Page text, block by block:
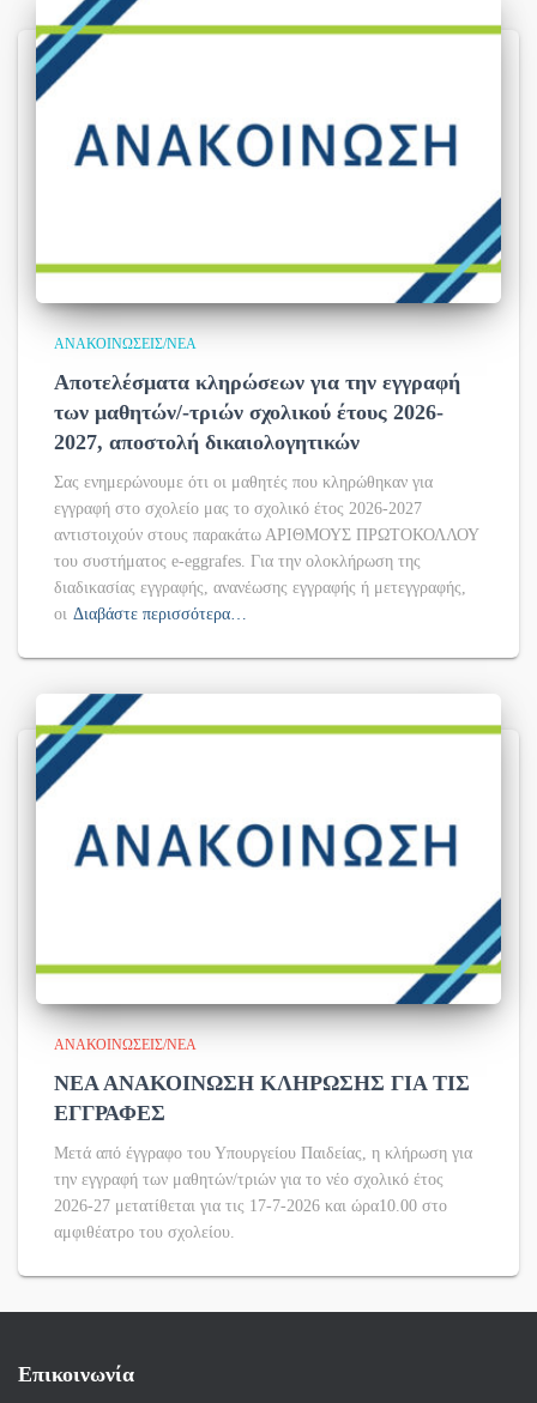
ΑΝΑΚΟΙΝΏΣΕΙΣ/ΝΈΑ
Αποτελέσματα κληρώσεων για την εγγραφή
των μαθητών/-τριών σχολικού έτους 2026-
2027, αποστολή δικαιολογητικών
Σας ενημερώνουμε ότι οι μαθητές που κληρώθηκαν για
εγγραφή στο σχολείο μας το σχολικό έτος 2026-2027
αντιστοιχούν στους παρακάτω ΑΡΙΘΜΟΥΣ ΠΡΩΤΟΚΟΛΛΟΥ
του συστήματος e-eggrafes. Για την ολοκλήρωση της
διαδικασίας εγγραφής, ανανέωσης εγγραφής ή μετεγγραφής,
οι Διαβάστε περισσότερα…
ΑΝΑΚΟΙΝΏΣΕΙΣ/ΝΈΑ
ΝΕΑ ΑΝΑΚΟΙΝΩΣΗ ΚΛΗΡΩΣΗΣ ΓΙΑ ΤΙΣ
ΕΓΓΡΑΦΕΣ
Μετά από έγγραφο του Υπουργείου Παιδείας, η κλήρωση για
την εγγραφή των μαθητών/τριών για το νέο σχολικό έτος
2026-27 μετατίθεται για τις 17-7-2026 και ώρα10.00 στο
αμφιθέατρο του σχολείου.
Επικοινωνία